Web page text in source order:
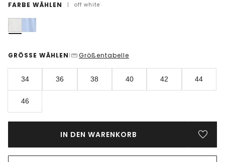
FARBE WÄHLEN | off white
GRÖSSE WÄHLEN | Größentabelle
34 36 38 40 42 44
46
IN DEN WARENKORB